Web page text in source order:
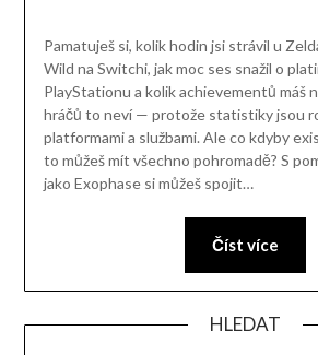
Pamatuješ si, kolik hodin jsi strávil u
Wild na Switchi, jak moc ses snažil o
PlayStationu a kolik achievementů máš
hráčů to neví — protože statistiky jsou
platformami a službami. Ale co kdyby
to můžeš mít všechno pohromadě? S
jako Exophase si můžeš spojit…
Číst více
HLEDAT